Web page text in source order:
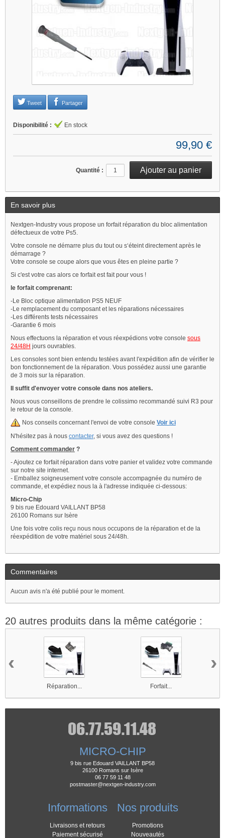
Je refuse
Tweet Partager
Disponibilité : En stock
99,90 €
Quantité :
En savoir plus
Nextgen-Industry vous propose un forfait réparation du bloc alimentation
défectueux de votre Ps5.
Votre console ne démarre plus du tout ou s‘éteint directement après le
démarrage ?
Votre console se coupe alors que vous êtes en pleine partie ?
Si c'est votre cas alors ce forfait est fait pour vous !
le forfait comprenant:
-Le Bloc optique alimentation PS5 NEUF
-Le remplacement du composant et les réparations nécessaires
-Les différents tests nécessaires
-Garantie 6 mois
Nous effectuons la réparation et vous réexpédions votre console sous
24/48H jours ouvrables.
Les consoles sont bien entendu testées avant l'expédition afin de vérifier le
bon fonctionnement de la réparation. Vous possédez aussi une garantie
de 3 mois sur la réparation.
Il suffit d'envoyer votre console dans nos ateliers.
Nous vous conseillons de prendre le colissimo recommandé suivi R3 pour
le retour de la console.
Nos conseils concernant l'envoi de votre console Voir ici
N'hésitez pas à nous contacter, si vous avez des questions !
Comment commander ?
- Ajoutez ce forfait réparation dans votre panier et validez votre commande
sur notre site internet.
- Emballez soigneusement votre console accompagnée du numéro de
commande, et expédiez nous la à l'adresse indiquée ci-dessous:
Micro-Chip
9 bis rue Edouard VAILLANT BP58
26100 Romans sur Isère
Une fois votre colis reçu nous nous occupons de la réparation et de la
réexpédition de votre matériel sous 24/48h.
Commentaires
Aucun avis n'a été publié pour le moment.
20 autres produits dans la même catégorie :
Réparation... Forfait...
‹ ›
MICRO-CHIP
9 bis rue Edouard VAILLANT BP58
26100 Romans sur Isère
06 77 59 11 48
postmaster@nextgen-industry.com
Informations
Livraisons et retours
Paiement sécurisé
Nos produits
Promotions
Nouveautés